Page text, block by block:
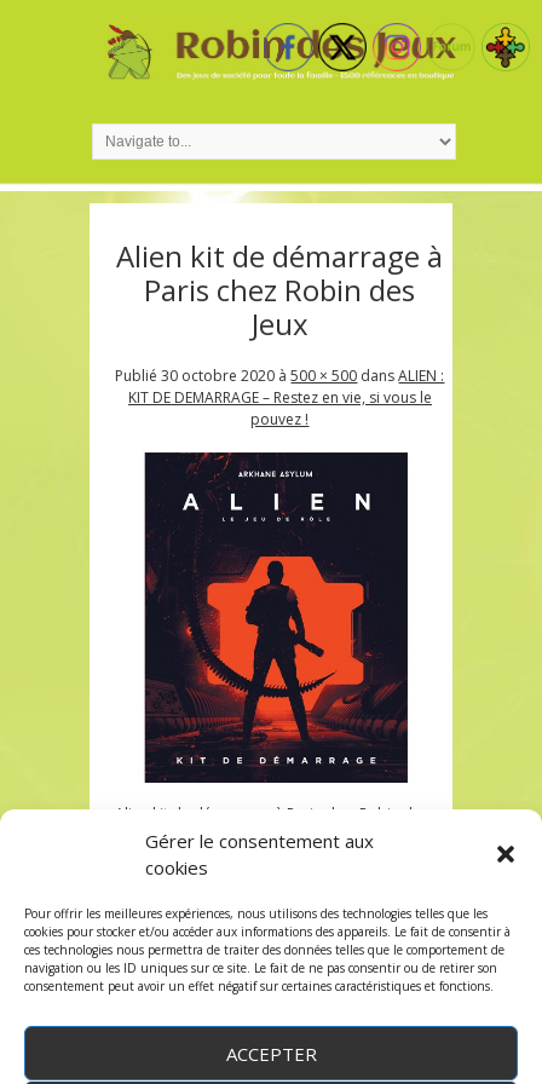
Gérer le consentement aux
cookies
Pour offrir les meilleures expériences, nous utilisons des technologies telles que les
cookies pour stocker et/ou accéder aux informations des appareils. Le fait de consentir à
ces technologies nous permettra de traiter des données telles que le comportement de
navigation ou les ID uniques sur ce site. Le fait de ne pas consentir ou de retirer son
consentement peut avoir un effet négatif sur certaines caractéristiques et fonctions.
ACCEPTER
Alien kit de démarrage à
Paris chez Robin des
Jeux
Publié30 octobre 2020 à500 × 500 dansALIEN :
KIT DE DEMARRAGE – Restez en vie, si vous le
pouvez !
Alien kit de démarrage à Paris chez Robin des
Alien kit de démarrage à Paris chez Robin des
Les commentaires et les trackbacks sont
fermés.